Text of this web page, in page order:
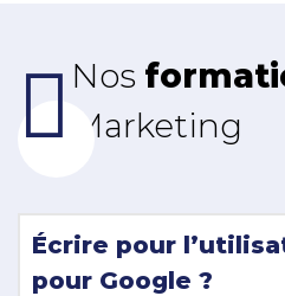
Nos
Marketing
Écrire pour
pour Google ?